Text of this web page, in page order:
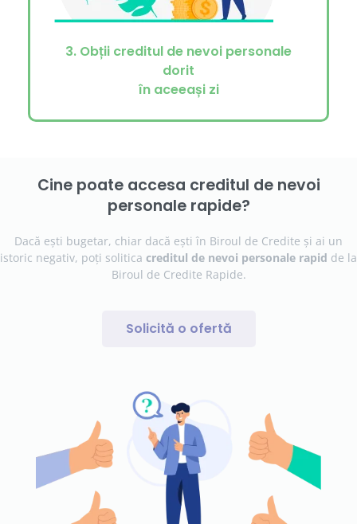
3. Obții creditul de nevoi personale
dorit
în aceeași zi
Cine poate accesa creditul de nevoi
personale rapide?
Dacă ești bugetar, chiar dacă ești în Biroul de Credite și ai un
istoric negativ, poți solitica creditul de nevoi personale rapid de la
Biroul de Credite Rapide.
Solicită o ofertă